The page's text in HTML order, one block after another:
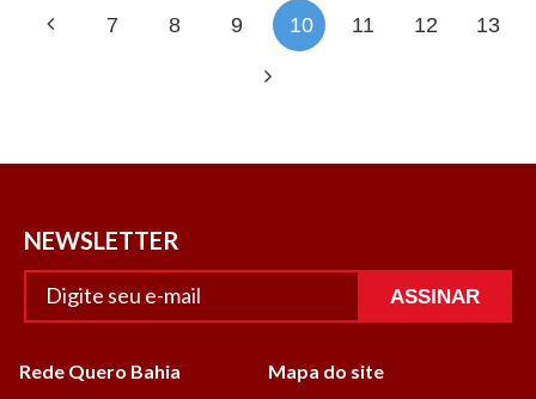
7 8 9 10 11 12 13
NEWSLETTER
ASSINAR